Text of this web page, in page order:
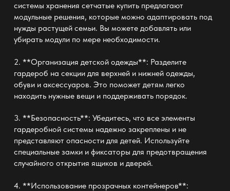
системы хранения сетчатые купить предлагают
модульные решения, которые можно адаптировать под
нужды растущей семьи. Вы можете добавлять или
убирать модули по мере необходимости.
2. **Организация детской одежды**: Разделите
гардероб на секции для верхней и нижней одежды,
обуви и аксессуаров. Это поможет детям легко
находить нужные вещи и поддерживать порядок.
3. **Безопасность**: Убедитесь, что все элементы
гардеробной системы надежно закреплены и не
представляют опасности для детей. Используйте
специальные замки и фиксаторы для предотвращения
случайного открытия ящиков и дверей.
4. **Использование прозрачных контейнеров**: